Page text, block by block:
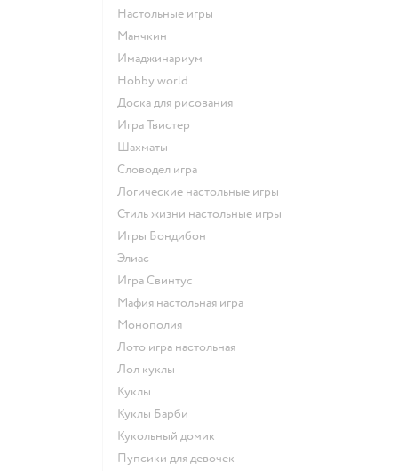
Настольные игры
Манчкин
Имаджинариум
Hobby world
Доска для рисования
Игра Твистер
Шахматы
Словодел игра
Логические настольные игры
Стиль жизни настольные игры
Игры Бондибон
Элиас
Игра Свинтус
Мафия настольная игра
Монополия
Лото игра настольная
Лол куклы
Куклы
Куклы Барби
Кукольный домик
Пупсики для девочек